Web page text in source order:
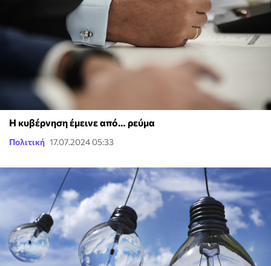
Η κυβέρνηση έμεινε από… ρεύμα
Πολιτική 17.07.2024 05:33